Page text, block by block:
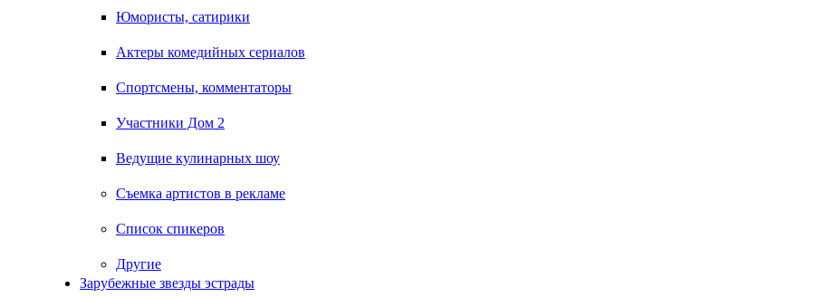
Юмористы, сатирики
Актеры комедийных сериалов
Спортсмены, комментаторы
Участники Дом 2
Ведущие кулинарных шоу
Съемка артистов в рекламе
Список спикеров
Другие
Зарубежные звезды эстрады